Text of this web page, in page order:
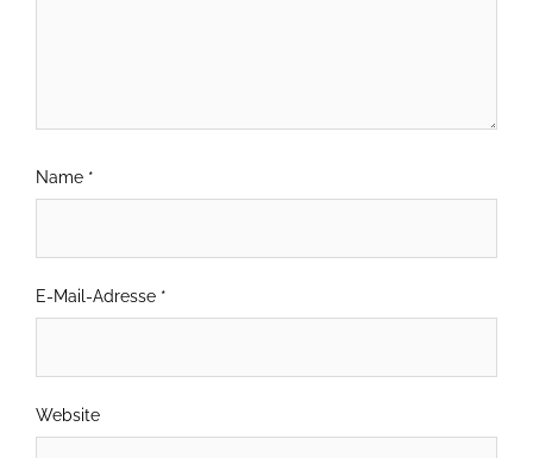
Name *
E-Mail-Adresse *
Website